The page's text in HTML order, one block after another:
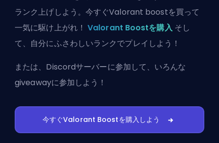
ランク上げしよう。今すぐValorant boostを買って
一気に駆け上がれ！ Valorant Boostを購入そし
て、自分にふさわしいランクでプレイしよう！
または、 Discordサーバーに参加して、いろんな
giveawayに参加しよう！
今すぐValorant Boostを購入しよう